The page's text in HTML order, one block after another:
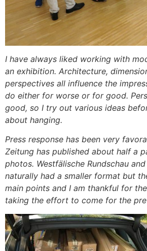
I have always liked working with
an exhibition. Architecture,
perspectives all influence the
do either for worse or for good.
good, so I try out various ideas
about hanging.
Press response has been very
Zeitung has published about half a
photos. Westfälische Rundschau
naturally had a smaller format but
main points and I am thankful for
taking the effort to come for the